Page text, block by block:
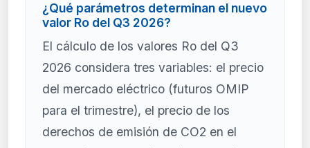
¿Qué parámetros determinan el nuevo
valor Ro del Q3 2026?
El cálculo de los valores Ro del Q3
2026 considera tres variables: el precio
del mercado eléctrico (futuros OMIP
para el trimestre), el precio de los
derechos de emisión de CO2 en el